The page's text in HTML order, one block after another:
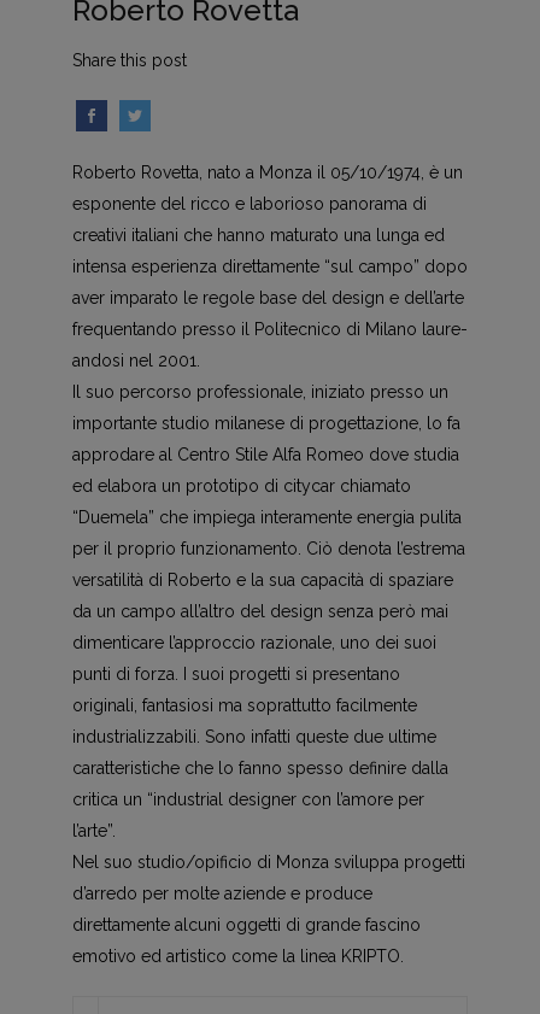
Roberto Rovetta
Share this post
Roberto Rovetta, nato a Monza il 05/10/1974, è un
esponente del ricco e laborioso panorama di
creativi italiani che hanno maturato una lun­ga ed
intensa esperienza direttamen­te “sul campo” dopo
aver imparato le regole base del design e dell’arte
frequen­tando presso il Politecnico di Milano laure­
andosi nel 2001.
Il suo percorso professionale, ini­ziato presso un
importante studio milanese di progettazione, lo fa
ap­prodare al Centro Stile Alfa Romeo dove studia
ed elabora un prototi­po di citycar chiamato
“Duemela” che impiega interamente energia pulita
per il proprio funzionamento. Ciò denota l’estrema
versatilità di Ro­berto e la sua capacità di spaziare
da un campo all’altro del design senza però mai
dimenticare l’approccio ra­zionale, uno dei suoi
punti di forza. I suoi progetti si presentano
originali, fantasiosi ma soprattutto facilmente
industrializzabili. Sono infatti queste due ultime
caratteristiche che lo fanno spesso definire dalla
critica un “indu­strial designer con l’amore per
l’arte”.
Nel suo studio/opificio di Monza svi­luppa progetti
d’arredo per molte aziende e produce
direttamente alcu­ni oggetti di grande fascino
emotivo ed artistico come la linea KRIPTO.